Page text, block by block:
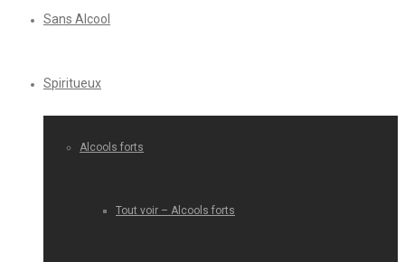
Sans Alcool
Spiritueux
Alcools forts
Tout voir – Alcools forts